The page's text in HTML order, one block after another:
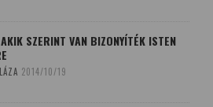
SZERINT VAN BIZONYÍTÉK ISTEN
2014/10/19